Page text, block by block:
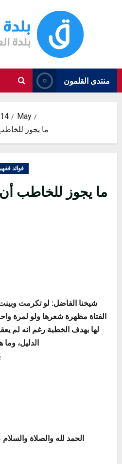
منتدى القلمون
May
ما يجوز
فوائد
ما يجوز للخاطب
شيخنا الفاضل: لو تكرمت
الفتاة مظهرة شعرها ولو لمرة
لها بهدف الخطبة رغم انه لم
الدليل،
الحمد لله والصلاة